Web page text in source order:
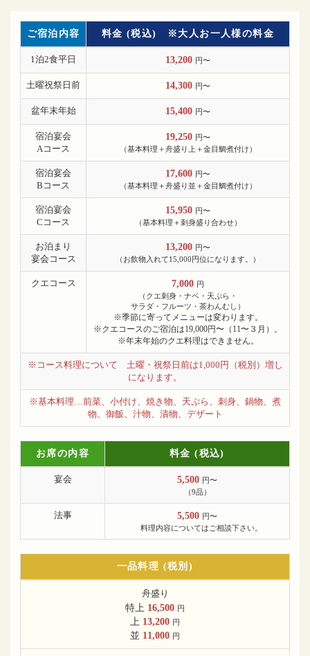
ご宿泊内容 料金 (税込) ※大人お一人様の料金
1泊2食平日 13,200 円〜
土曜祝祭日前 14,300 円〜
盆年末年始 15,400 円〜
宿泊宴会
Aコース
19,250 円〜
（基本料理＋舟盛り上＋金目鯛煮付け）
宿泊宴会
Bコース
17,600 円〜
（基本料理＋舟盛り並＋金目鯛煮付け）
宿泊宴会
Cコース
15,950 円〜
（基本料理＋刺身盛り合わせ）
お泊まり
宴会コース
13,200 円〜
（お飲物入れて15,000円位になります。）
クエコース 7,000 円
（クエ刺身・ナベ・天ぷら・
サラダ・フルーツ・茶わんむし）
※季節に寄ってメニューは変わります。
※クエコースのご宿泊は19,000円〜（11〜３月）。
※年末年始のクエ料理はできません。
※コース料理について 土曜・祝祭日前は1,000円（税別）増し
になります。
※基本料理…前菜、小付け、焼き物、天ぷら、刺身、鍋物、煮
物、御飯、汁物、漬物、デザート
お席の内容 料金 (税込)
宴会 5,500 円〜
（9品）
法事 5,500 円〜
料理内容についてはご相談下さい。
一品料理 (税別)
舟盛り
特上 16,500 円
上 13,200 円
並 11,000 円